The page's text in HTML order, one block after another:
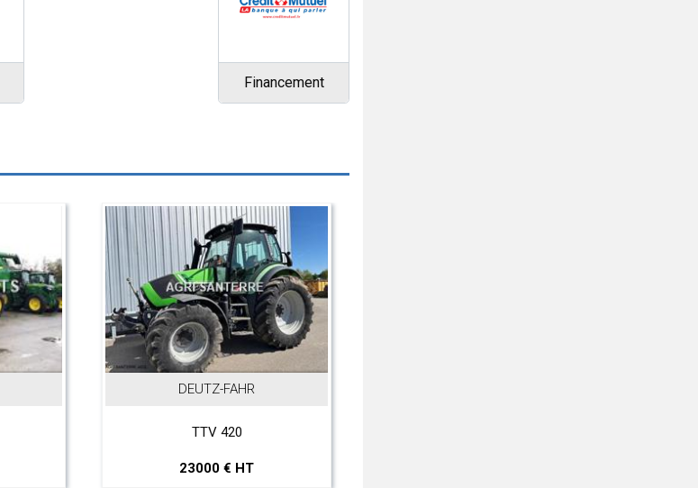
Financement
DEUTZ-FAHR
TTV 420
23000 € HT